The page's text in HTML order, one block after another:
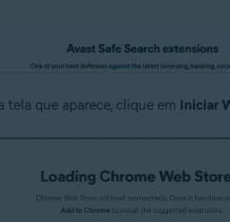
tela que aparece, clique em Iniciar